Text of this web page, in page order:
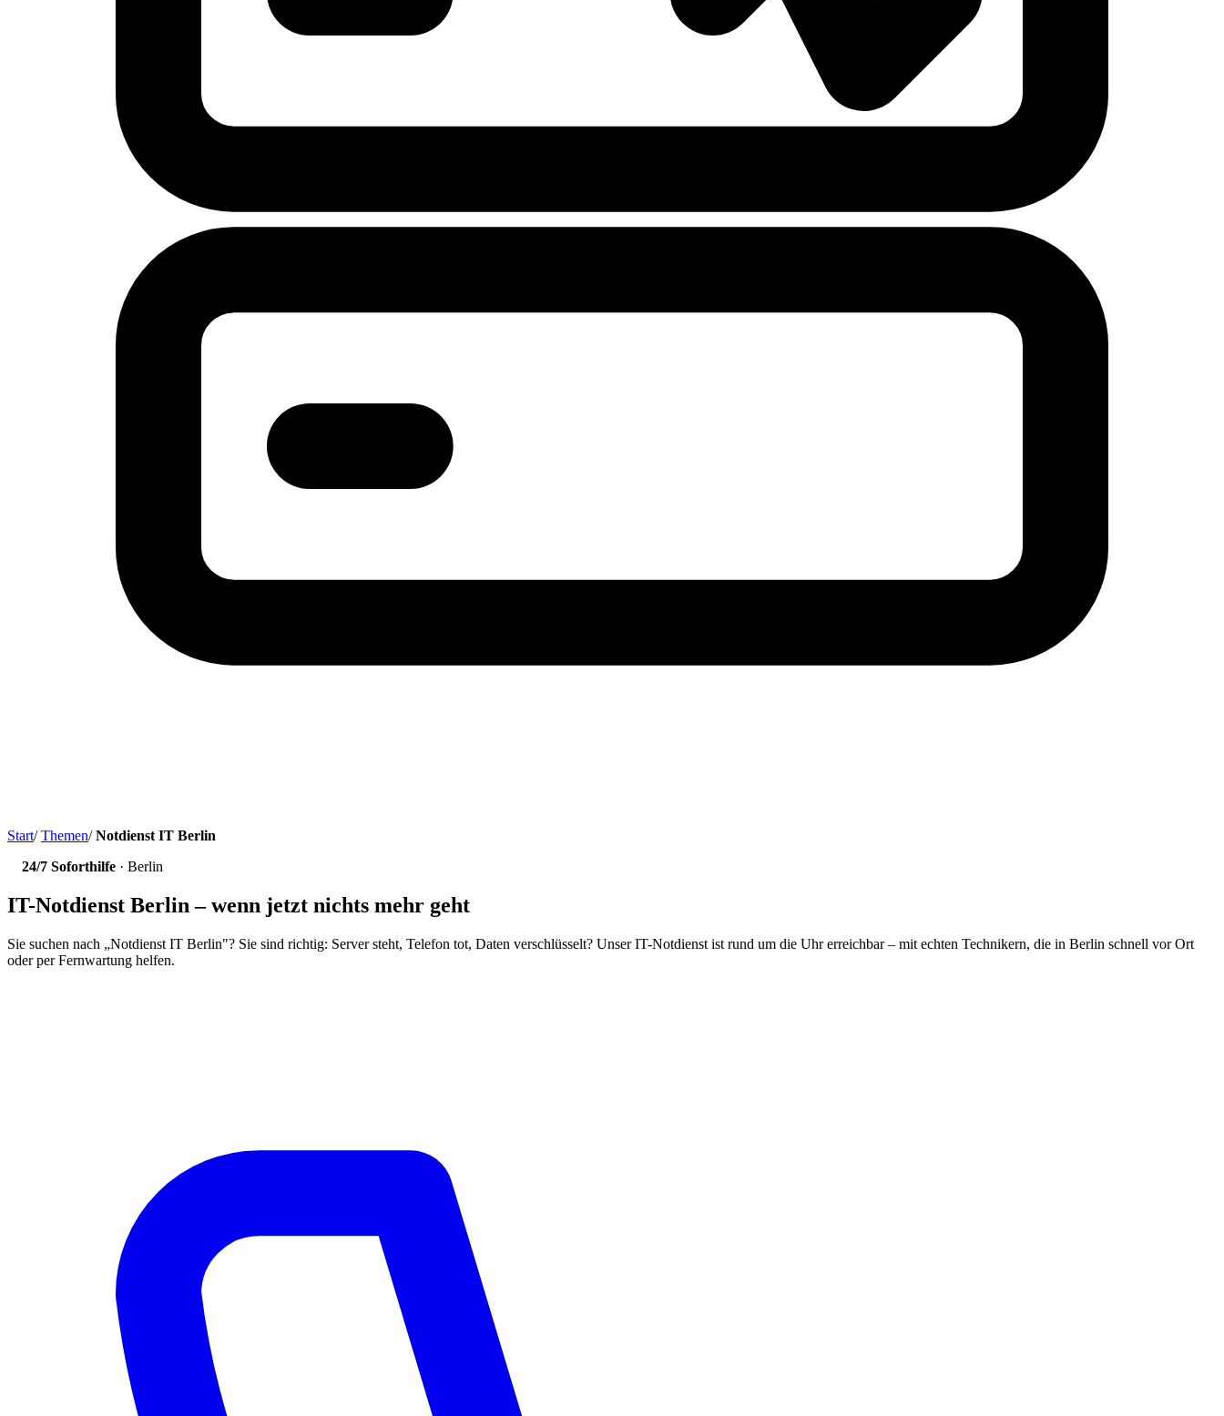
Start/ Themen/ Notdienst IT Berlin
24/7 Soforthilfe · Berlin
IT-Notdienst Berlin – wenn jetzt nichts mehr geht
Sie suchen nach „Notdienst IT Berlin"? Sie sind richtig: Server steht, Telefon tot, Daten verschlüsselt? Unser IT-Notdienst ist rund um die Uhr erreichbar – mit echten Technikern, die in Berlin schnell vor Ort
oder per Fernwartung helfen.